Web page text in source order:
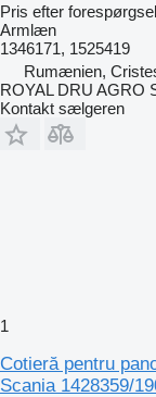
Pris efter forespørgsel
Armlæn
1346171, 1525419
Rumænien,
ROYAL DRU AGRO
Kontakt sælgeren
1
Cotieră pentru
Scania 1428359/